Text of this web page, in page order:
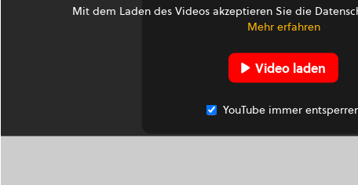
Mit dem Laden des Videos akzeptieren Sie die
Mehr erfahren
Video laden
YouTube immer